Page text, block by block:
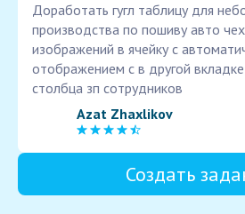
Доработать гугл таблицу для
производства по пошиву авто
изображений в ячейку с
отображением с в другой
столбца зп сотрудников
Azat Zhaxlikov
Создать